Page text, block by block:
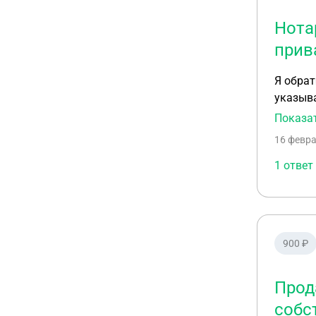
Я
указывая на то,
тот же
которому
16
1 ответ
900 ₽